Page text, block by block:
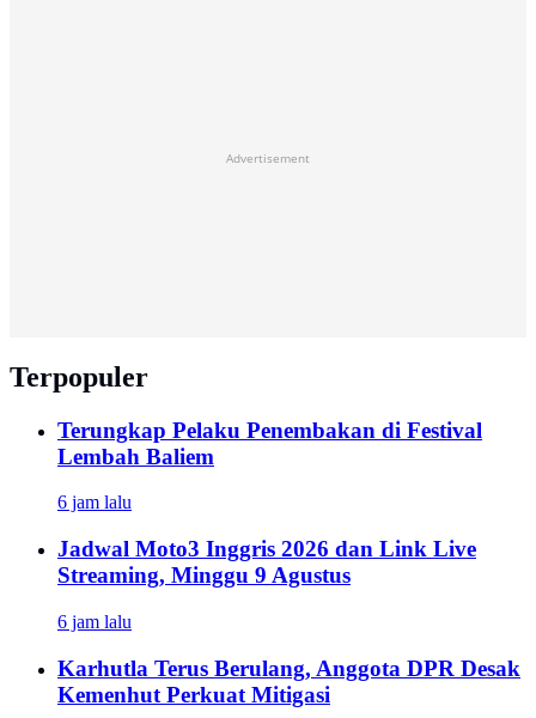
Advertisement
Terpopuler
Terungkap Pelaku Penembakan di Festival
Lembah Baliem
6 jam lalu
Jadwal Moto3 Inggris 2026 dan Link Live
Streaming, Minggu 9 Agustus
6 jam lalu
Karhutla Terus Berulang, Anggota DPR Desak
Kemenhut Perkuat Mitigasi